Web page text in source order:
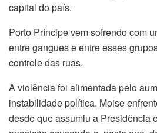
capital do país.
Porto Príncipe vem sofrendo com
entre gangues e entre esses
controle das ruas.
A violência foi alimentada pelo
instabilidade política. Moise
desde que assumiu a Presidência